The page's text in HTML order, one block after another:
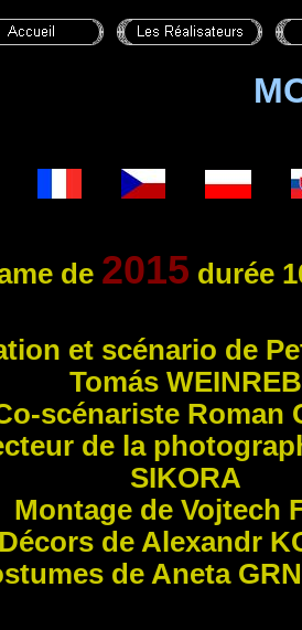
de 2015 durée
n et scénario de
Tomás WEINREB
scénariste Roman
de la
SIKORA
Montage de Vojtech
Décors de Alexandr
de Aneta